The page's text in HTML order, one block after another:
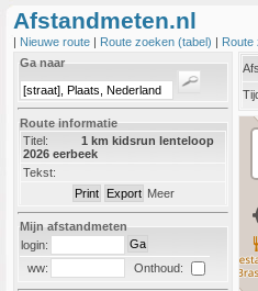
Afstandmeten.nl
| Nieuwe route | Route zoeken (tabel) | Route
Ga naar
Route informatie
Titel:
1 km kidsrun lenteloop
2026 eerbeek
Tekst:
Meer
Mijn afstandmeten
login:
ww:
Onthoud: